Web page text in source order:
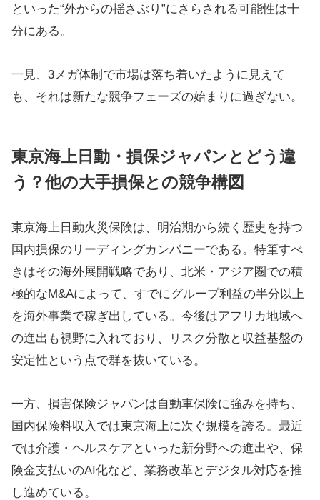
といった“外からの揺さぶり”にさらされる可能性は十
分にある。
一見、3メガ体制で市場は落ち着いたように見えて
も、それは新たな競争フェーズの始まりに過ぎない。
東京海上日動・損保ジャパンとどう違
う？他の大手損保との競争構図
東京海上日動火災保険は、明治期から続く歴史を持つ
国内損保のリーディングカンパニーである。特筆すべ
きはその海外展開戦略であり、北米・アジア圏での積
極的なM&Aによって、すでにグループ利益の半分以上
を海外事業で稼ぎ出している。今後はアフリカ地域へ
の進出も視野に入れており、リスク分散と収益基盤の
安定性という点で群を抜いている。
一方、損害保険ジャパンは自動車保険に強みを持ち、
国内保険料収入では東京海上に次ぐ規模を誇る。最近
では介護・ヘルスケアといった新分野への進出や、保
険金支払いのAI化など、業務改革とデジタル対応を推
し進めている。